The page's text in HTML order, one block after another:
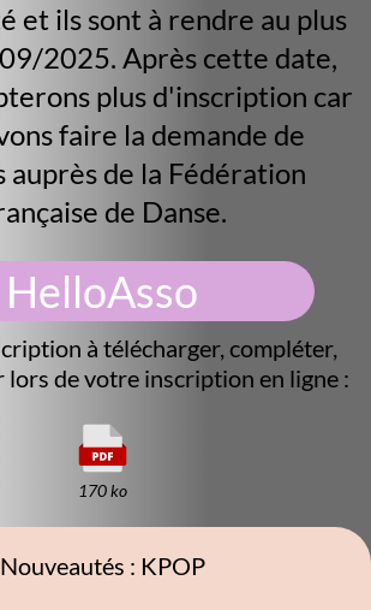
et ils sont à rendre au plus
2025. Après cette date,
plus d'inscription car
faire la demande de
auprès de la Fédération
de Danse.
HelloAsso
à télécharger, compléter,
lors de votre inscription en ligne :
170 ko
Nouveautés : KPOP